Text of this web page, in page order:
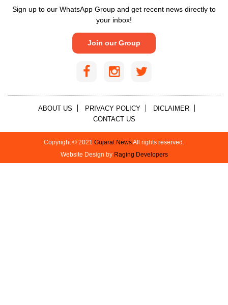
Sign up to our WhatsApp Group and get recent news directly to
your inbox!
Join our Group
ABOUT US PRIVACY POLICY
DICLAIMER
CONTACT US
Copyright © 2021 Gujarat News All rights reserved.
Website Design by Raging Developers